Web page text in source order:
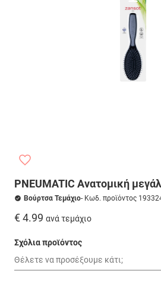
PNEUMATIC Ανατομική
Βούρτσα Τεμάχιο- Κωδ. προϊόντος
€ 4.99 ανά τεμάχιο
Σχόλια προϊόντος